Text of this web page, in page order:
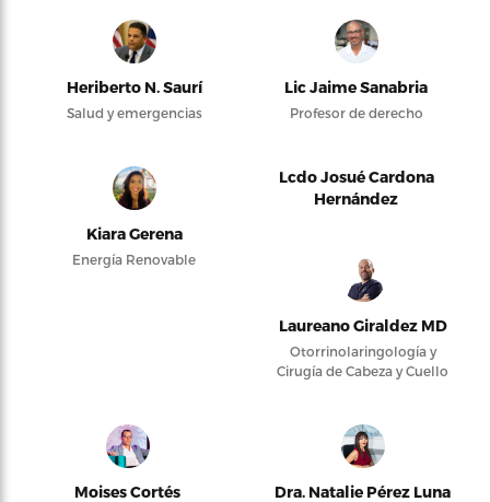
Heriberto N. Saurí
Salud y emergencias
Lic Jaime Sanabria
Profesor de derecho
Kiara Gerena
Energía Renovable
Lcdo Josué Cardona
Hernández
Laureano Giraldez MD
Otorrinolaringología y
Cirugía de Cabeza y Cuello
Moises Cortés Dra. Natalie Pérez Luna